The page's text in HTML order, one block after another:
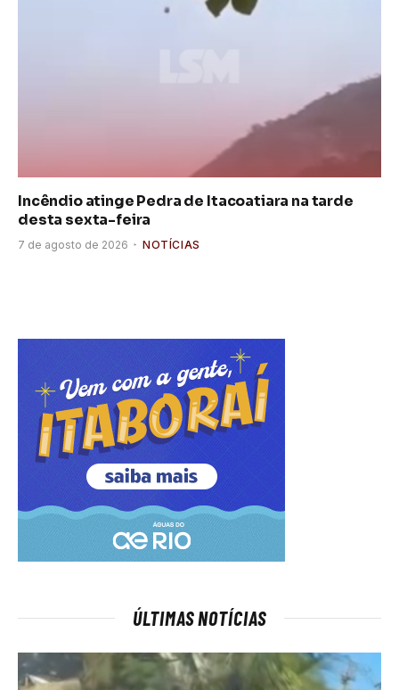
Incêndio atinge Pedra de Itacoatiara na tarde
desta sexta-feira
7 de agosto de 2026 NOTÍCIAS
ÚLTIMAS NOTÍCIAS